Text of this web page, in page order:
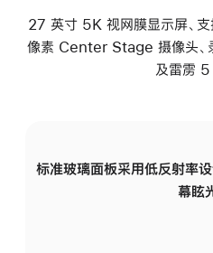
27 英寸 5K 视网膜显示屏、
像素 Center Stage 摄像头、
及雷雳 5
标准玻璃面板采用低反射率
幕眩